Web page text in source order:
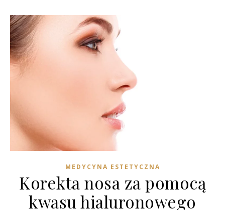
MEDYCYNA ESTETYCZNA
Korekta nosa za pomocą
kwasu hialuronowego